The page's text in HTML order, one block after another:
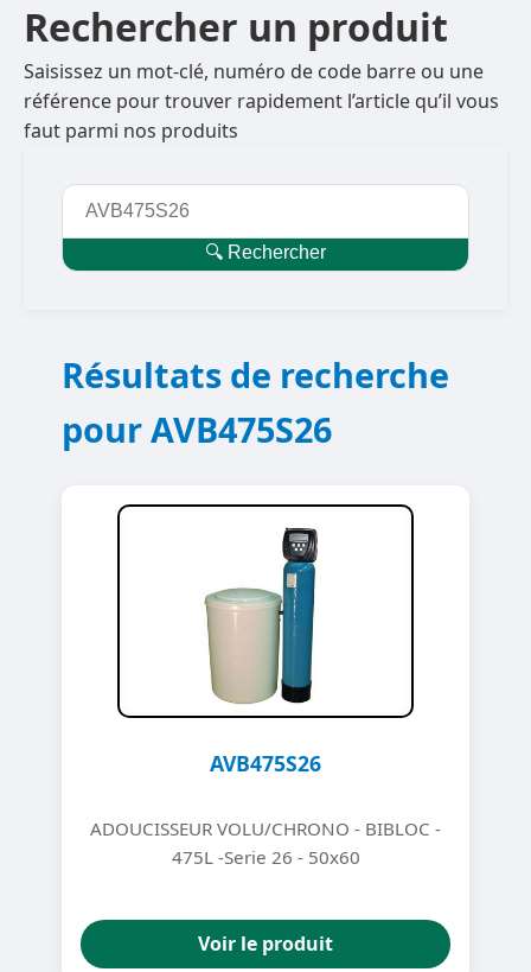
Rechercher un produit
Saisissez un mot-clé, numéro de code barre ou une
référence pour trouver rapidement l’article qu’il vous
faut parmi nos produits
🔍 Rechercher
Résultats de recherche
pour AVB475S26
AVB475S26
ADOUCISSEUR VOLU/CHRONO - BIBLOC -
475L -Serie 26 - 50x60
Voir le produit